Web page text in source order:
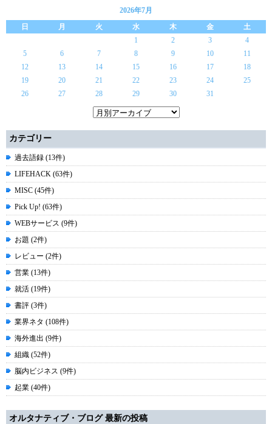
2026年7月
日
月 火 水 木 金
土
1
2 3
4
5
6 7 8 9 10
11
12
13 14 15 16 17
18
19
20 21 22 23 24
25
26
27 28 29 30 31
カテゴリー
過去語録 (13件)
LIFEHACK (63件)
MISC (45件)
Pick Up! (63件)
WEBサービス (9件)
お題 (2件)
レビュー (2件)
営業 (13件)
就活 (19件)
書評 (3件)
業界ネタ (108件)
海外進出 (9件)
組織 (52件)
脳内ビジネス (9件)
起業 (40件)
オルタナティブ・ブログ 最新の投稿